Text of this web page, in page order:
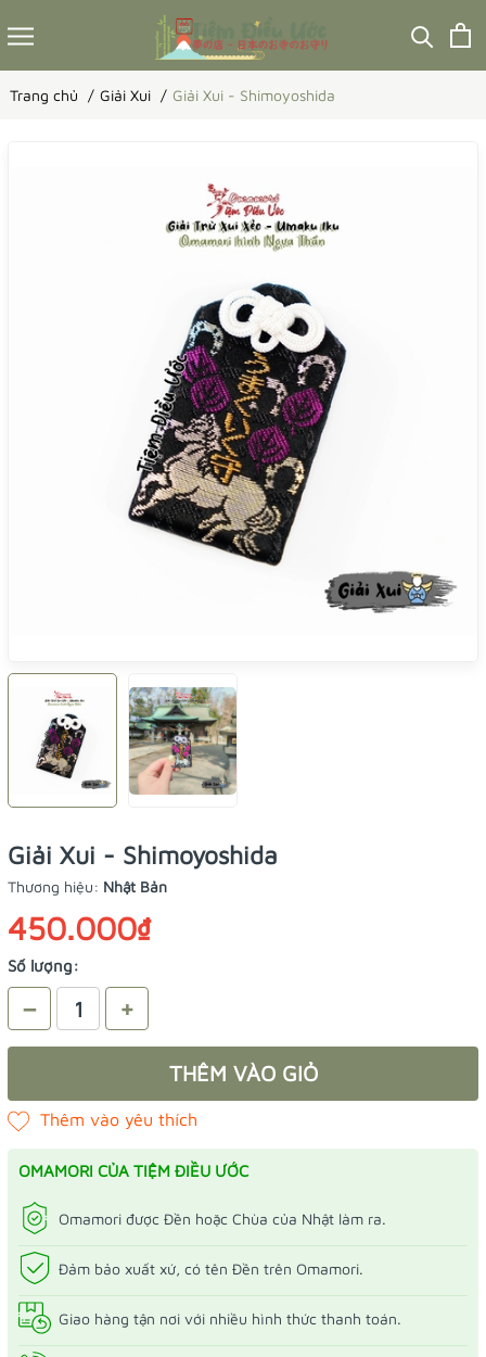
Trang chủ Giải Xui Giải Xui - Shimoyoshida
Giải Xui - Shimoyoshida
Thương hiệu: Nhật Bản
450.000₫
Số lượng:
– +
THÊM VÀO GIỎ
OMAMORI CỦA TIỆM ĐIỀU ƯỚC
Omamori được Đền hoặc Chùa của Nhật làm ra.
Đảm bảo xuất xứ, có tên Đền trên Omamori.
Giao hàng tận nơi với nhiều hình thức thanh toán.